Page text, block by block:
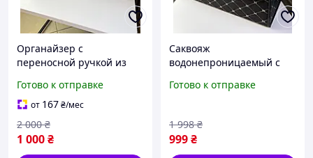
Органайзер с
переносной ручкой из
автомобиля, Органайзер
на 2 отделения для
машины
Готово к отправке
от 167₴/мес
1 000₴
2 000 ₴
Саквояж
водонепроницаемый с
Автомобильный
пластиковой ручкой
Готово к отправке
999₴
1 998 ₴